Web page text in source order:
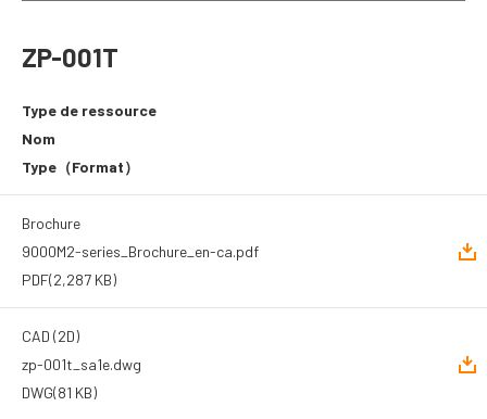
ZP-001T
Type de ressource
Nom
Type （Format）
Brochure
9000M2-series_Brochure_en-ca.pdf
PDF(2,287 KB)
CAD (2D)
zp-001t_sa1e.dwg
DWG(81 KB)